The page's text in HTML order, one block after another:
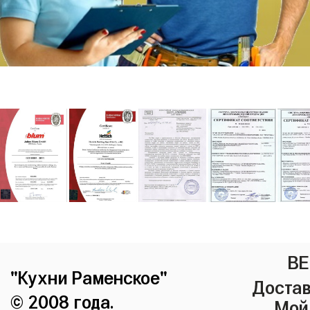
"Кухни Раменское"
© 2008 года.